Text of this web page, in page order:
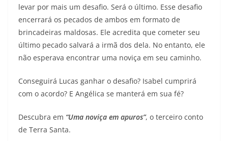
levar por mais um desafio. Será o último. Esse desafio
encerrará os pecados de ambos em formato de
brincadeiras maldosas. Ele acredita que cometer seu
último pecado salvará a irmã dos dela. No entanto, ele
não esperava encontrar uma noviça em seu caminho.
Conseguirá Lucas ganhar o desafio? Isabel cumprirá
com o acordo? E Angélica se manterá em sua fé?
Descubra em “Uma noviça em apuros”, o terceiro conto
de Terra Santa.